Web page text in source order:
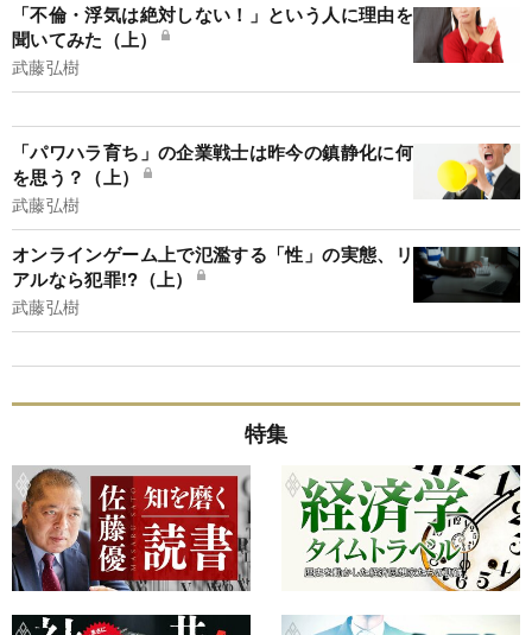
「不倫・浮気は絶対しない！」という人に理由を
聞いてみた（上）
武藤弘樹
「パワハラ育ち」の企業戦士は昨今の鎮静化に何
を思う？（上）
武藤弘樹
オンラインゲーム上で氾濫する「性」の実態、リ
アルなら犯罪!?（上）
武藤弘樹
特集